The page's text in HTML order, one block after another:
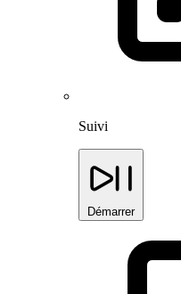
Suivi
Démarrer